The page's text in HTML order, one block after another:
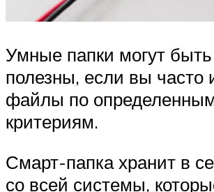
Умные папки могут
полезны, если вы часто
файлы по
критериям.
Смарт-папка хранит в
со всей системы,